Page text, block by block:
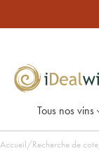
Tous nos vins
Accueil/Recherche de cote